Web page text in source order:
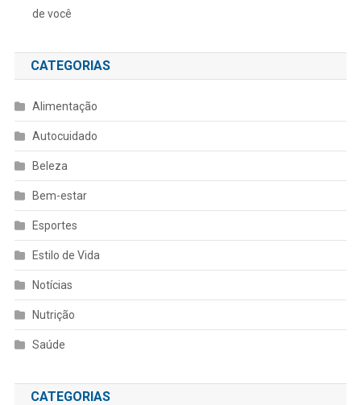
de você
CATEGORIAS
Alimentação
Autocuidado
Beleza
Bem-estar
Esportes
Estilo de Vida
Notícias
Nutrição
Saúde
CATEGORIAS